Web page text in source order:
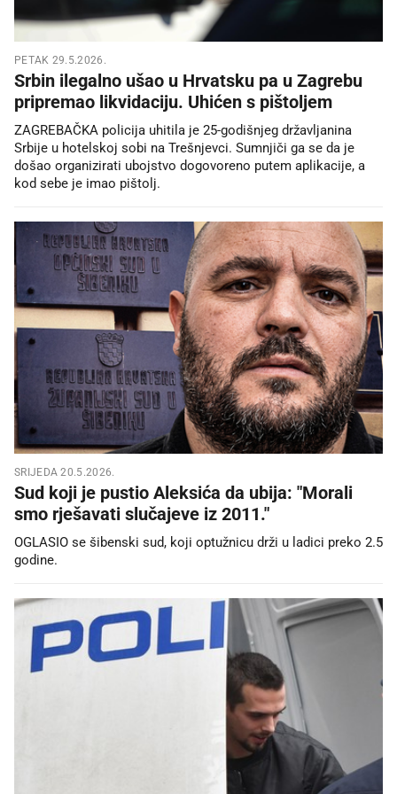
PETAK 29.5.2026.
Srbin ilegalno ušao u Hrvatsku pa u Zagrebu
pripremao likvidaciju. Uhićen s pištoljem
ZAGREBAČKA policija uhitila je 25-godišnjeg državljanina
Srbije u hotelskoj sobi na Trešnjevci. Sumnjiči ga se da je
došao organizirati ubojstvo dogovoreno putem aplikacije, a
kod sebe je imao pištolj.
SRIJEDA 20.5.2026.
Sud koji je pustio Aleksića da ubija: "Morali
smo rješavati slučajeve iz 2011."
OGLASIO se šibenski sud, koji optužnicu drži u ladici preko 2.5
godine.